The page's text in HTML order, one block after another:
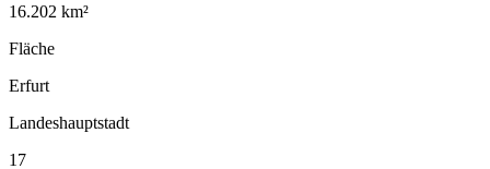
16.202 km²
Fläche
Erfurt
Landeshauptstadt
17